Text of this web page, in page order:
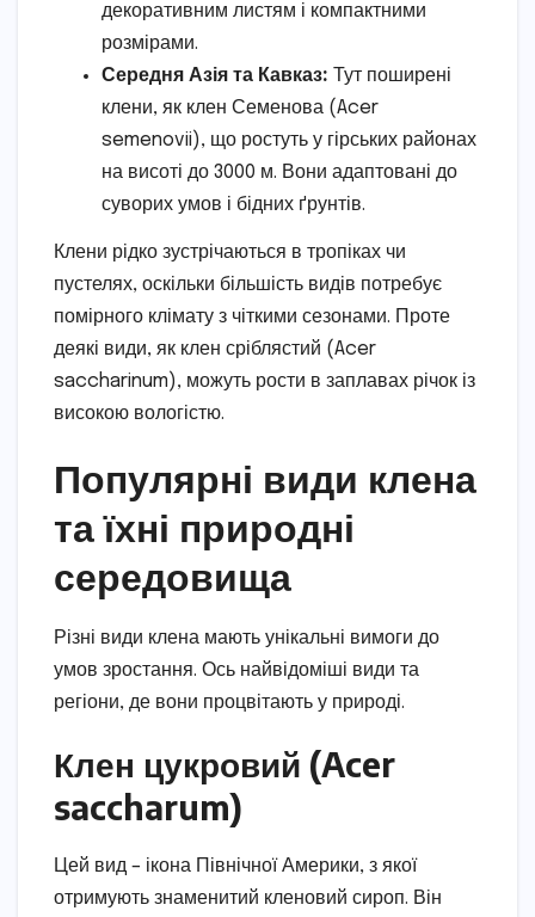
декоративним листям і компактними
розмірами.
Середня Азія та Кавказ: Тут поширені
клени, як клен Семенова (Acer
semenovii), що ростуть у гірських районах
на висоті до 3000 м. Вони адаптовані до
суворих умов і бідних ґрунтів.
Клени рідко зустрічаються в тропіках чи
пустелях, оскільки більшість видів потребує
помірного клімату з чіткими сезонами. Проте
деякі види, як клен сріблястий (Acer
saccharinum), можуть рости в заплавах річок із
високою вологістю.
Популярні види клена
та їхні природні
середовища
Різні види клена мають унікальні вимоги до
умов зростання. Ось найвідоміші види та
регіони, де вони процвітають у природі.
Клен цукровий (Acer
saccharum)
Цей вид – ікона Північної Америки, з якої
отримують знаменитий кленовий сироп. Він